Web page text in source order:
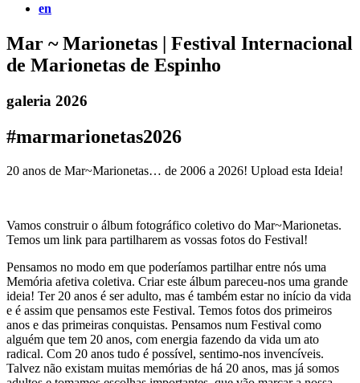
en
Mar ~ Marionetas | Festival Internacional
de Marionetas de Espinho
galeria 2026
#marmarionetas2026
20 anos de Mar~Marionetas… de 2006 a 2026! Upload esta Ideia!
Vamos construir o álbum fotográfico coletivo do Mar~Marionetas.
Temos um link para partilharem as vossas fotos do Festival!
Pensamos no modo em que poderíamos partilhar entre nós uma
Memória afetiva coletiva. Criar este álbum pareceu-nos uma grande
ideia! Ter 20 anos é ser adulto, mas é também estar no início da vida
e é assim que pensamos este Festival. Temos fotos dos primeiros
anos e das primeiras conquistas. Pensamos num Festival como
alguém que tem 20 anos, com energia fazendo da vida um ato
radical. Com 20 anos tudo é possível, sentimo-nos invencíveis.
Talvez não existam muitas memórias de há 20 anos, mas já somos